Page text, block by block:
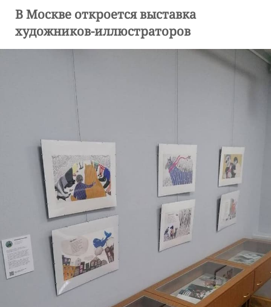
В Москве откроется выставка
художников-иллюстраторов